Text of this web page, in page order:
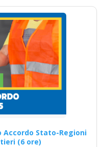
basso
con
2025
un
Accordo Stato-Regioni
(6 ore)